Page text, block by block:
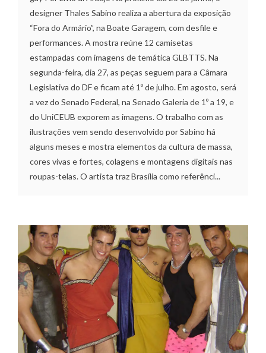
designer Thales Sabino realiza a abertura da exposição
“Fora do Armário”, na Boate Garagem, com desfile e
performances. A mostra reúne 12 camisetas
estampadas com imagens de temática GLBTTS. Na
segunda-feira, dia 27, as peças seguem para a Câmara
Legislativa do DF e ficam até 1º de julho. Em agosto, será
a vez do Senado Federal, na Senado Galeria de 1º a 19, e
do UniCEUB exporem as imagens. O trabalho com as
ilustrações vem sendo desenvolvido por Sabino há
alguns meses e mostra elementos da cultura de massa,
cores vivas e fortes, colagens e montagens digitais nas
roupas-telas. O artista traz Brasília como referênci...